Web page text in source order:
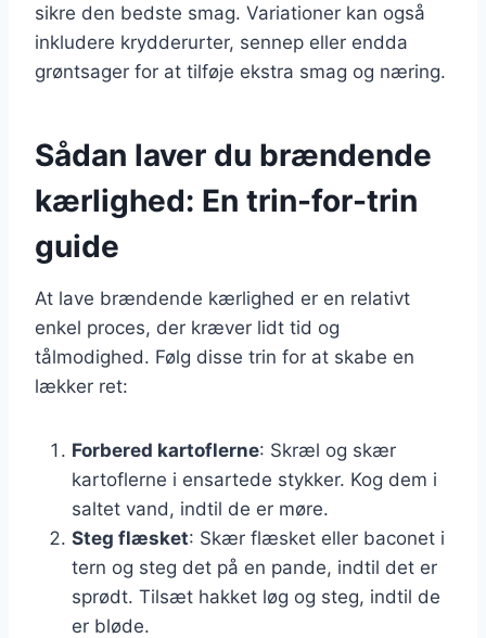
sikre den bedste smag. Variationer kan også
inkludere krydderurter, sennep eller endda
grøntsager for at tilføje ekstra smag og næring.
Sådan laver du brændende
kærlighed: En trin-for-trin
guide
At lave brændende kærlighed er en relativt
enkel proces, der kræver lidt tid og
tålmodighed. Følg disse trin for at skabe en
lækker ret:
Forbered kartoflerne: Skræl og skær
kartoflerne i ensartede stykker. Kog dem i
saltet vand, indtil de er møre.
Steg flæsket: Skær flæsket eller baconet i
tern og steg det på en pande, indtil det er
sprødt. Tilsæt hakket løg og steg, indtil de
er bløde.